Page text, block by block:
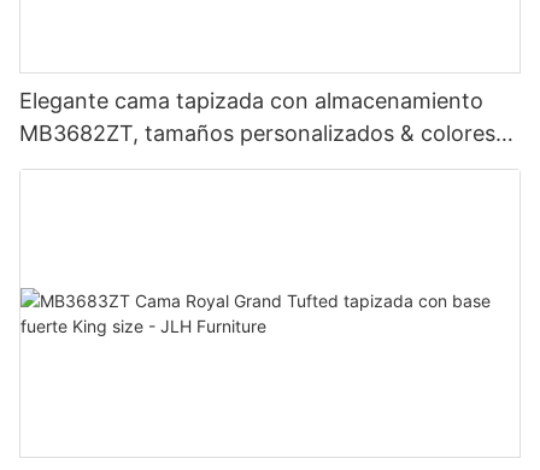
Elegante cama tapizada con almacenamiento
MB3682ZT, tamaños personalizados & colores
Precio de fábrica - Muebles JLH